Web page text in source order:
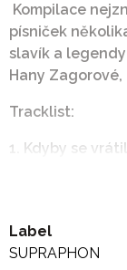
Kompilace
písniček
slavík a
Hany
Tracklist:
1. Kdyby se
2. Zůstaň tady
5. Je naprosto
6. Usnul nám, spí
Label
SUPRAPHON